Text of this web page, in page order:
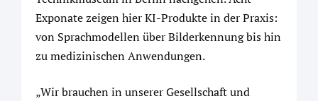
Exponate zeigen hier KI-Produkte in der Praxis:
von Sprachmodellen über Bilderkennung bis hin
zu medizinischen Anwendungen.
„Wir brauchen in unserer Gesellschaft und